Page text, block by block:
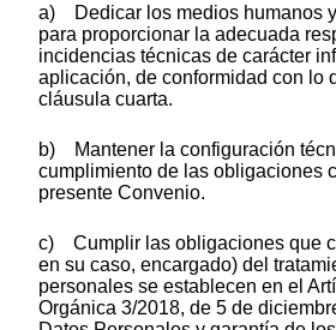
a) Dedicar los medios humanos
para proporcionar la adecuada
incidencias técnicas de carácter
aplicación, de conformidad con lo
cláusula cuarta.
b) Mantener la configuración
cumplimiento de las obligaciones
presente Convenio.
c) Cumplir las obligaciones que
en su caso, encargado) del
personales se establecen en el
Orgánica 3/2018, de 5 de